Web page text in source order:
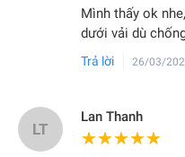
Mình thấy ok
dưới vải dù
Trả lời 26/03/
LT
Lan Thanh
★★★★★
★★★★★